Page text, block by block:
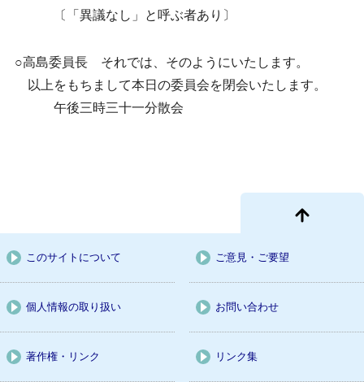
〔「異議なし」と呼ぶ者あり〕
○高島委員長 それでは、そのようにいたします。
以上をもちまして本日の委員会を閉会いたします。
午後三時三十一分散会
このサイトについて ご意見・ご要望
個人情報の取り扱い お問い合わせ
著作権・リンク リンク集